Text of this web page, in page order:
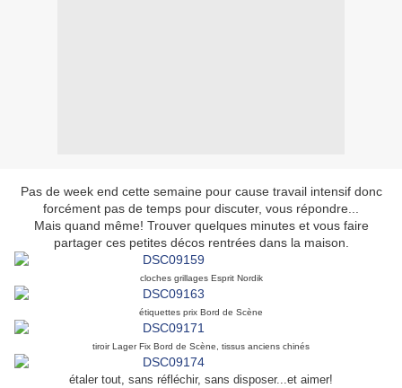
Pas de week end cette semaine pour cause travail intensif donc
forcément pas de temps pour discuter, vous répondre...
Mais quand même! Trouver quelques minutes et vous faire
partager ces petites décos rentrées dans la maison.
cloches grillages Esprit Nordik
étiquettes prix Bord de Scène
tiroir Lager Fix Bord de Scène, tissus anciens chinés
étaler tout, sans réfléchir, sans disposer...et aimer!